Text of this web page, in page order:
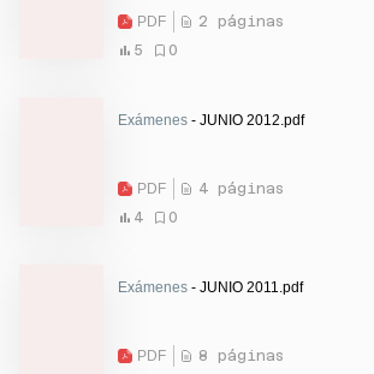
PDF
2 páginas
5
0
Exámenes - JUNIO 2012.pdf
PDF
4 páginas
4
0
Exámenes - JUNIO 2011.pdf
PDF
8 páginas